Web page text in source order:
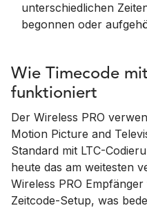
unterschiedlichen
begonnen oder
Wie Timecode
funktioniert
Der Wireless PRO
Motion Picture and
Standard mit LTC-
heute das am weitesten
Wireless PRO Empfänger
Zeitcode-Setup, was